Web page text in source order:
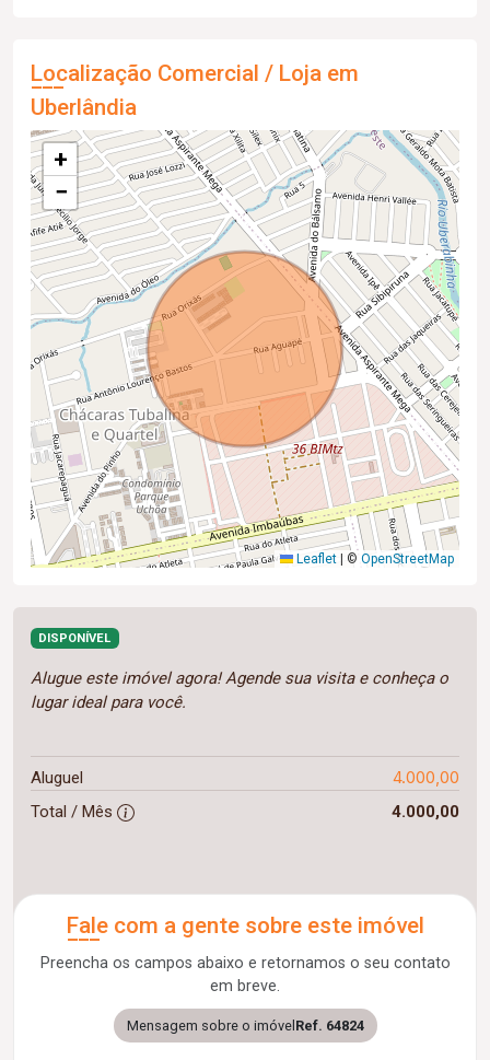
Localização Comercial / Loja em
Uberlândia
+
−
Leaflet © OpenStreetMap
DISPONÍVEL
Alugue este imóvel agora! Agende sua visita e conheça o
lugar ideal para você.
Aluguel 4.000,00
Total / Mês 4.000,00
Fale com a gente sobre este imóvel
Preencha os campos abaixo e retornamos o seu contato
em breve.
Mensagem sobre o imóvel Ref. 64824